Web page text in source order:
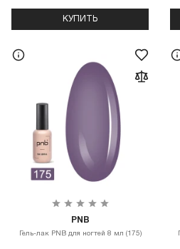
КУПИТЬ
PNB
Гель-лак PNB для ногтей 8 мл (175)